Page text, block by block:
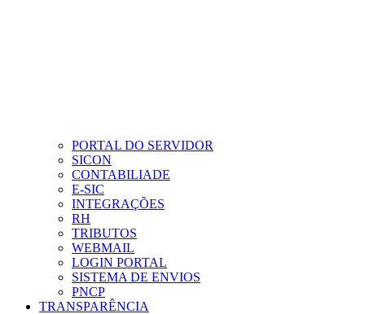
PORTAL DO SERVIDOR
SICON
CONTABILIADE
E-SIC
INTEGRAÇÕES
RH
TRIBUTOS
WEBMAIL
LOGIN PORTAL
SISTEMA DE ENVIOS
PNCP
TRANSPARÊNCIA